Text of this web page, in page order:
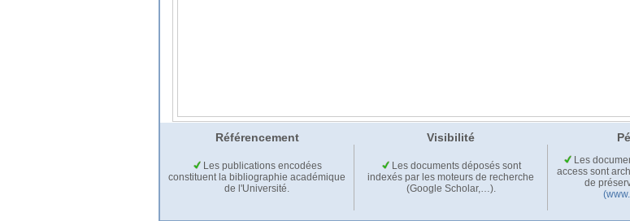
Référencement Visibilité
Les publications encodées
constituent la bibliographie académique
de l'Université.
Les documents déposés sont
indexés par les moteurs de recherche
(Google Scholar,…).
Les
access sont
de